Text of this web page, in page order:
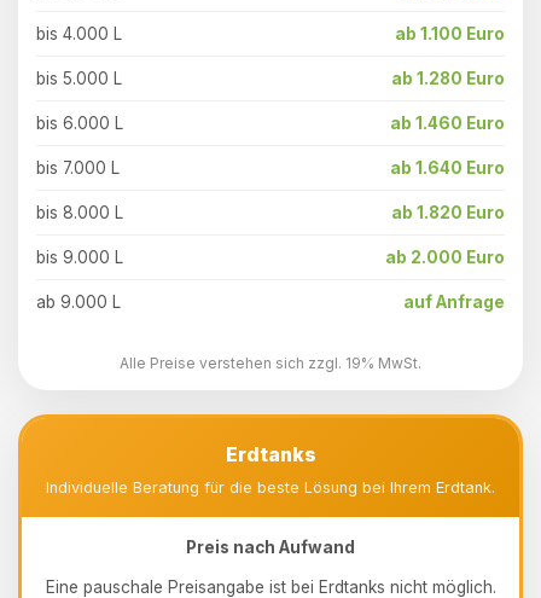
bis 4.000 L ab 1.100 Euro
bis 5.000 L ab 1.280 Euro
bis 6.000 L ab 1.460 Euro
bis 7.000 L ab 1.640 Euro
bis 8.000 L ab 1.820 Euro
bis 9.000 L ab 2.000 Euro
ab 9.000 L auf Anfrage
Alle Preise verstehen sich zzgl. 19% MwSt.
Erdtanks
Individuelle Beratung für die beste Lösung bei Ihrem Erdtank.
Preis nach Aufwand
Eine pauschale Preisangabe ist bei Erdtanks nicht möglich.